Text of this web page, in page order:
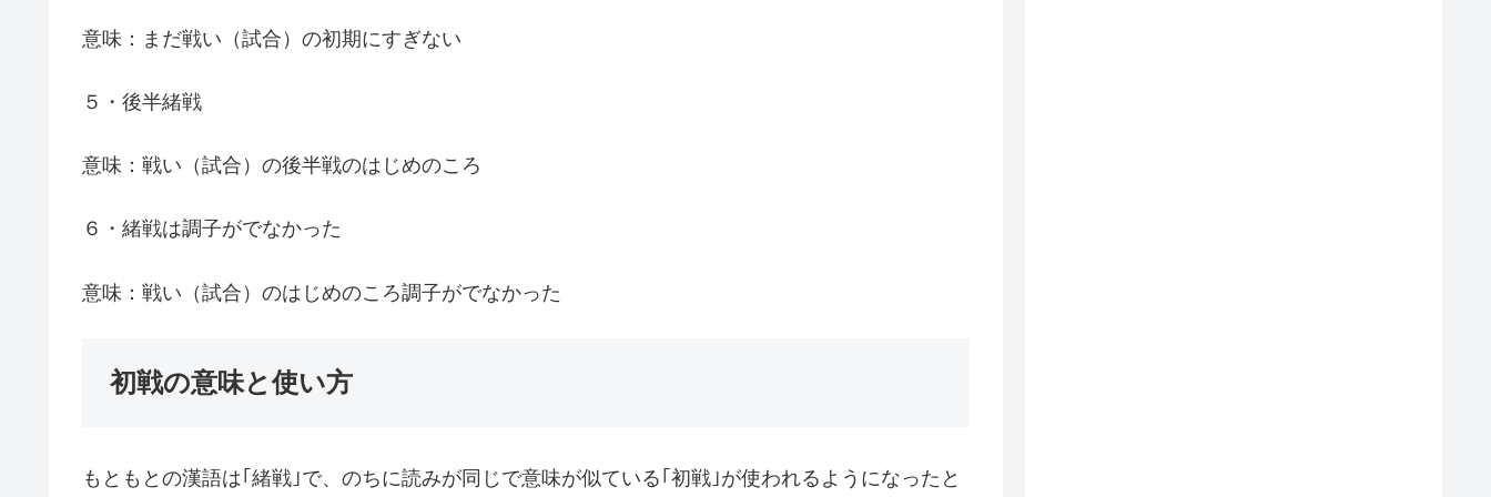
意味：まだ戦い（試合）の初期にすぎない
５・後半緒戦
意味：戦い（試合）の後半戦のはじめのころ
６・緒戦は調子がでなかった
意味：戦い（試合）のはじめのころ調子がでなかった
初戦の意味と使い方
もともとの漢語は｢緒戦｣で、のちに読みが同じで意味が似ている｢初戦｣が使われるようになったと